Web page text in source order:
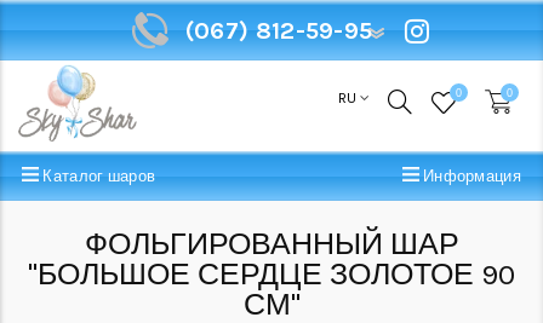
(067) 812-59-95
RU 0 0
Каталог шаров Информация
ФОЛЬГИРОВАННЫЙ ШАР
"БОЛЬШОЕ СЕРДЦЕ ЗОЛОТОЕ 90
СМ"